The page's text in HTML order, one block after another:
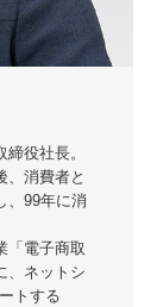
役社長。
、消費者と
、99年に消
「電子商取
、ネットシ
トする